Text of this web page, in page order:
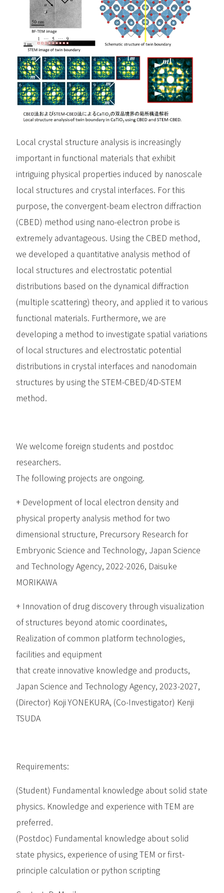
Local crystal structure analysis is increasingly
important in functional materials that exhibit
intriguing physical properties induced by nanoscale
local structures and crystal interfaces. For this
purpose, the convergent-beam electron diffraction
(CBED) method using nano-electron probe is
extremely advantageous. Using the CBED method,
we developed a quantitative analysis method of
local structures and electrostatic potential
distributions based on the dynamical diffraction
(multiple scattering) theory, and applied it to various
functional materials. Furthermore, we are
developing a method to investigate spatial variations
of local structures and electrostatic potential
distributions in crystal interfaces and nanodomain
structures by using the STEM-CBED/4D-STEM
method.
We welcome foreign students and postdoc
researchers.
The following projects are ongoing.
+ Development of local electron density and
physical property analysis method for two
dimensional structure, Precursory Research for
Embryonic Science and Technology, Japan Science
and Technology Agency, 2022-2026, Daisuke
MORIKAWA
+ Innovation of drug discovery through visualization
of structures beyond atomic coordinates,
Realization of common platform technologies,
facilities and equipment
that create innovative knowledge and products,
Japan Science and Technology Agency, 2023-2027,
(Director) Koji YONEKURA, (Co-Investigator) Kenji
TSUDA
Requirements:
(Student) Fundamental knowledge about solid state
physics. Knowledge and experience with TEM are
preferred.
(Postdoc) Fundamental knowledge about solid
state physics, experience of using TEM or first-
principle calculation or python scripting